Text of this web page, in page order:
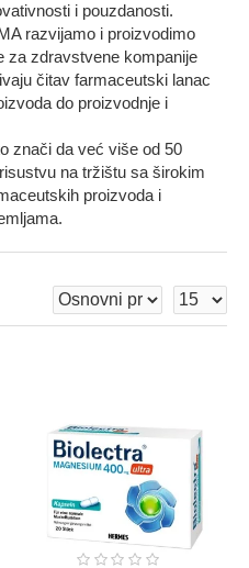
i pouzdanosti.
razvijamo i proizvodimo
za zdravstvene kompanije
čitav farmaceutski lanac
do proizvodnje i
znači da već više od 50
na tržištu sa širokim
proizvoda i